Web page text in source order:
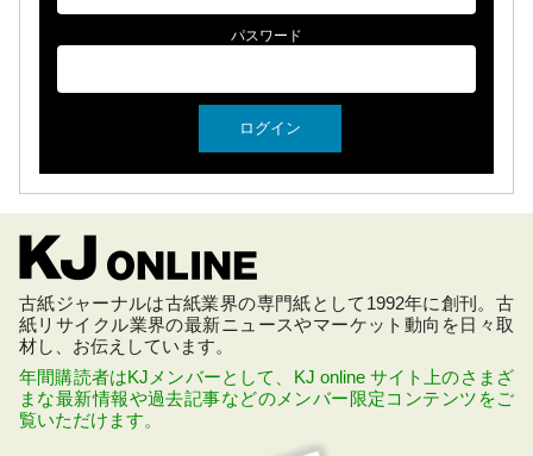
パスワード
古紙ジャーナルは古紙業界の専門紙として1992年に創刊。古
紙リサイクル業界の最新ニュースやマーケット動向を日々取
材し、お伝えしています。
年間購読者はKJメンバーとして、KJ online サイト上のさまざ
まな最新情報や過去記事などのメンバー限定コンテンツをご
覧いただけます。